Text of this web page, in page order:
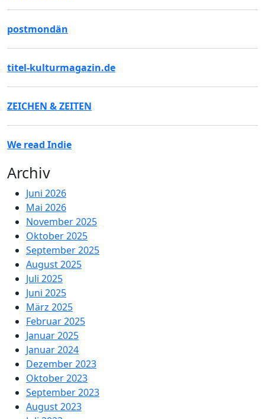
postmondän
titel-kulturmagazin.de
ZEICHEN & ZEITEN
We read Indie
Archiv
Juni 2026
Mai 2026
November 2025
Oktober 2025
September 2025
August 2025
Juli 2025
Juni 2025
März 2025
Februar 2025
Januar 2025
Januar 2024
Dezember 2023
Oktober 2023
September 2023
August 2023